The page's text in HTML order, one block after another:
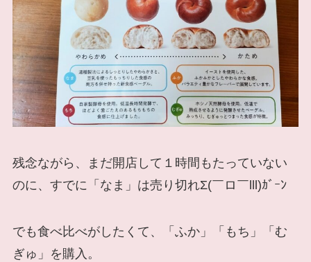
残念ながら、まだ開店して１時間もたっていない
のに、すでに「なま」は売り切れΣ(￣ロ￣lll)ｶﾞｰﾝ
でも食べ比べがしたくて、「ふか」「もち」「む
ぎゅ」を購入。